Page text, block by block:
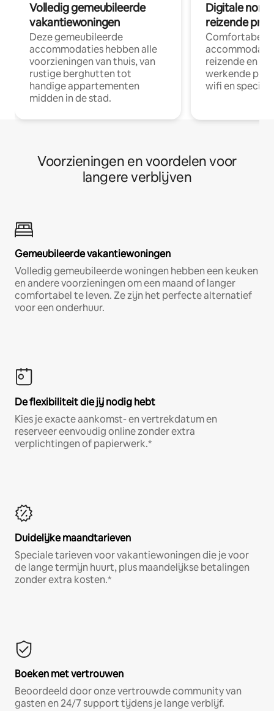
Volledig gemeubileerde
vakantiewoningen
Deze gemeubileerde
accommodaties hebben alle
voorzieningen van thuis, van
rustige berghutten tot
handige appartementen
midden in de stad.
Digitale
reizende
Comfortabele
reizende en
werkende
wifi en
Voorzieningen en voordelen voor
langere verblijven
Gemeubileerde vakantiewoningen
Volledig gemeubileerde woningen hebben een keuken
en andere voorzieningen om een maand of langer
comfortabel te leven. Ze zijn het perfecte alternatief
voor een onderhuur.
De flexibiliteit die jij nodig hebt
Kies je exacte aankomst- en vertrekdatum en
reserveer eenvoudig online zonder extra
verplichtingen of papierwerk.*
Duidelijke maandtarieven
Speciale tarieven voor vakantiewoningen die je voor
de lange termijn huurt, plus maandelijkse betalingen
zonder extra kosten.*
Boeken met vertrouwen
Beoordeeld door onze vertrouwde community van
gasten en 24/7 support tijdens je lange verblijf.